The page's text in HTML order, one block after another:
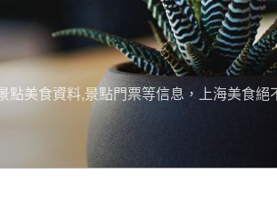
美食資料,景點門票等信息，上海美食